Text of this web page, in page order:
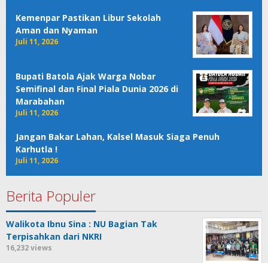
Kemenpar Pastikan Libur Sekolah
Aman dan Nyaman
Juli 11, 2026
Bupati Batola Ajak Warga Nobar
Semifinal dan Final Piala Dunia 2026 di
Marabahan
Juli 11, 2026
Jangan Bakar Lahan, Kalsel Masuk Siaga Penuh
Karhutla !
Juli 11, 2026
Berita Populer
Walikota Ibnu Sina : NU Bagian Tak
Terpisahkan dari NKRI
16,232 views